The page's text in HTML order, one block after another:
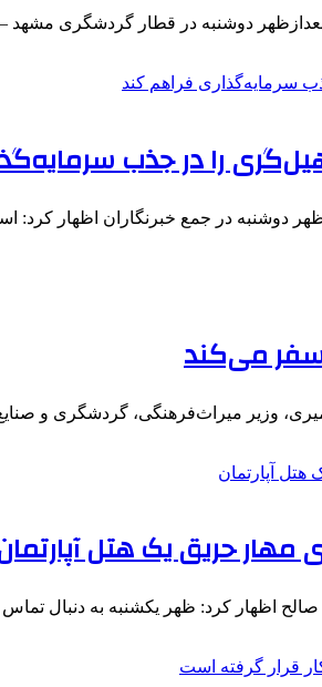
دوشنبه در قطار گردشگری مشهد –
را در جذب
دوشنبه در جمع خبرنگاران اظهار
می‌کند
گردشگری و صنایع‌دستی روز دوشنبه ۲۵ فروردین‌ماه
اظهار کرد: ظهر یکشنبه به دنبال تماس